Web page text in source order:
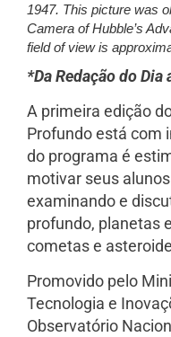
1947. This picture was
Camera of Hubble’s
field of view is
*Da Redação do Dia
A primeira edição
Profundo está com
do programa é
motivar seus
examinando e
profundo, planetas
cometas e
Promovido pelo
Tecnologia e
Observatório